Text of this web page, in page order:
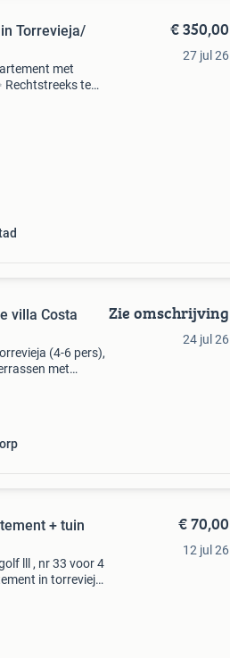
Torrevieja/
met
Rechtstreeks te
€ 350,00
27 jul 26
villa Costa
(4-6 pers),
met
Zie omschrijving
24 jul 26
+ tuin
lll , nr 33 voor 4
in torrevieja,
€ 70,00
12 jul 26